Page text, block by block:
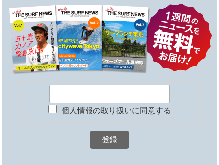
個人情報の取り扱いに同意する